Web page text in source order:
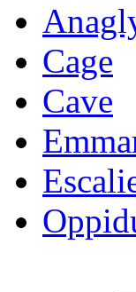
Cage
Cave